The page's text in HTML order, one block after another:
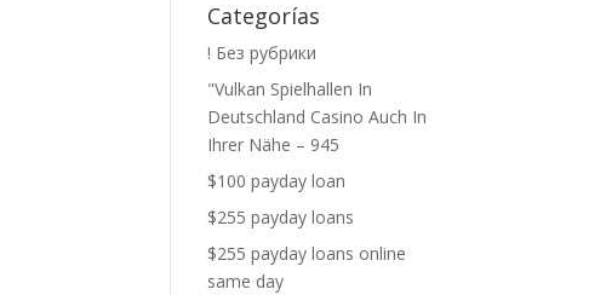
Categorías
! Без рубрики
"Vulkan Spielhallen In
Deutschland Casino Auch In
Ihrer Nähe – 945
$100 payday loan
$255 payday loans
$255 payday loans online
same day